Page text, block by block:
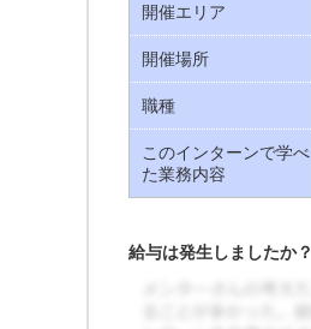
開催エリア
開催場所
職種
このインターンで学べ
た業務内容
給与は発生しましたか？